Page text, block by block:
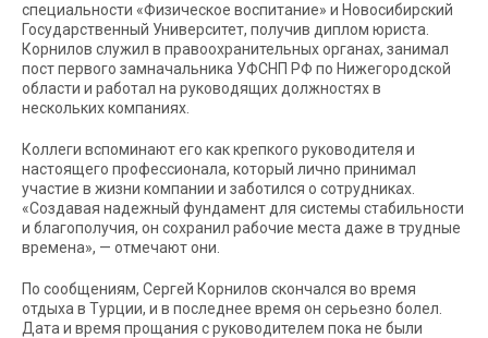
специальности «Физическое воспитание» и Новосибирский
Государственный Университет, получив диплом юриста.
Корнилов служил в правоохранительных органах, занимал
пост первого замначальника УФСНП РФ по Нижегородской
области и работал на руководящих должностях в
нескольких компаниях.
Коллеги вспоминают его как крепкого руководителя и
настоящего профессионала, который лично принимал
участие в жизни компании и заботился о сотрудниках.
«Создавая надежный фундамент для системы стабильности
и благополучия, он сохранил рабочие места даже в трудные
времена», — отмечают они.
По сообщениям, Сергей Корнилов скончался во время
отдыха в Турции, и в последнее время он серьезно болел.
Дата и время прощания с руководителем пока не были